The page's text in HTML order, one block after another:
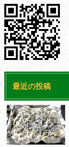
最近の投稿